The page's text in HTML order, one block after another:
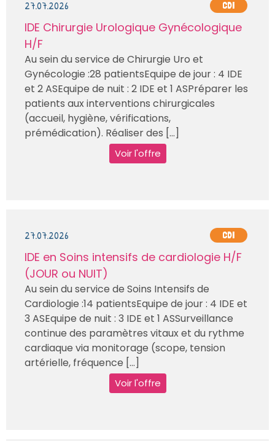
27.07.2026 CDI
IDE Chirurgie Urologique Gynécologique
H/F
Au sein du service de Chirurgie Uro et
Gynécologie :28 patientsEquipe de jour : 4 IDE
et 2 ASEquipe de nuit : 2 IDE et 1 ASPréparer les
patients aux interventions chirurgicales
(accueil, hygiène, vérifications,
prémédication). Réaliser des [...]
Voir l'offre
27.07.2026 CDI
IDE en Soins intensifs de cardiologie H/F
(JOUR ou NUIT)
Au sein du service de Soins Intensifs de
Cardiologie :14 patientsEquipe de jour : 4 IDE et
3 ASEquipe de nuit : 3 IDE et 1 ASSurveillance
continue des paramètres vitaux et du rythme
cardiaque via monitorage (scope, tension
artérielle, fréquence [...]
Voir l'offre